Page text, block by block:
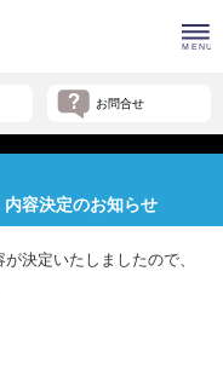
お問合せ
内容決定のお知らせ
決定いたしましたので、